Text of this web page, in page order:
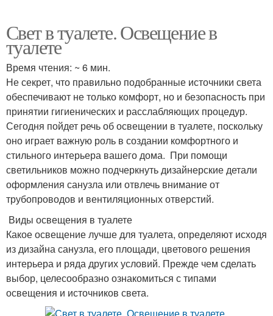
Свет в туалете. Освещение в
туалете
Время чтения: ~ 6 мин.
Не секрет, что правильно подобранные источники света
обеспечивают не только комфорт, но и безопасность при
принятии гигиенических и расслабляющих процедур.
Сегодня пойдет речь об освещении в туалете, поскольку
оно играет важную роль в создании комфортного и
стильного интерьера вашего дома. При помощи
светильников можно подчеркнуть дизайнерские детали
оформления санузла или отвлечь внимание от
трубопроводов и вентиляционных отверстий.
Виды освещения в туалете
Какое освещение лучше для туалета, определяют исходя
из дизайна санузла, его площади, цветового решения
интерьера и ряда других условий. Прежде чем сделать
выбор, целесообразно ознакомиться с типами
освещения и источников света.